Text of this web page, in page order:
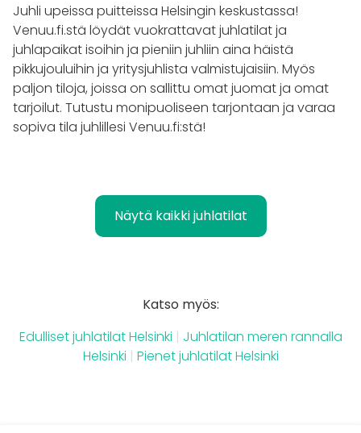
Juhli upeissa puitteissa Helsingin keskustassa!
Venuu.fi.stä löydät vuokrattavat juhlatilat ja
juhlapaikat isoihin ja pieniin juhliin aina häistä
pikkujouluihin ja yritysjuhlista valmistujaisiin. Myös
paljon tiloja, joissa on sallittu omat juomat ja omat
tarjoilut. Tutustu monipuoliseen tarjontaan ja varaa
sopiva tila juhlillesi Venuu.fi:stä!
Näytä kaikki juhlatilat
Katso myös:
Edulliset juhlatilat Helsinki | Juhlatilan meren rannalla
Helsinki | Pienet juhlatilat Helsinki